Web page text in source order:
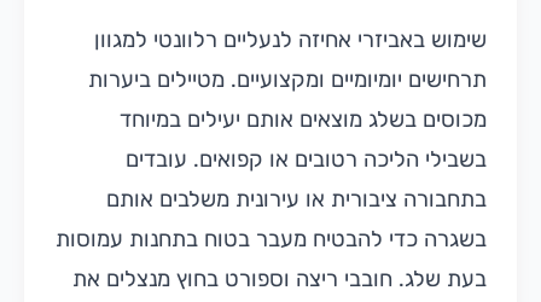
שימוש באביזרי אחיזה לנעליים רלוונטי למגוון
תרחישים יומיומיים ומקצועיים. מטיילים ביערות
מכוסים בשלג מוצאים אותם יעילים במיוחד
בשבילי הליכה רטובים או קפואים. עובדים
בתחבורה ציבורית או עירונית משלבים אותם
בשגרה כדי להבטיח מעבר בטוח בתחנות עמוסות
בעת שלג. חובבי ריצה וספורט בחוץ מנצלים את